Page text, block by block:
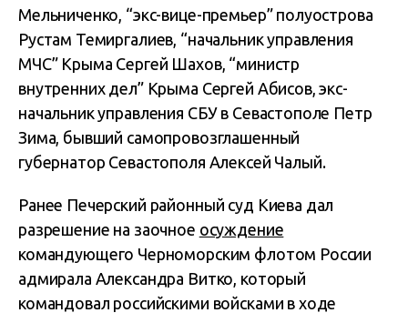
Мельниченко, “экс-вице-премьер” полуострова
Рустам Темиргалиев, “начальник управления
МЧС” Крыма Сергей Шахов, “министр
внутренних дел” Крыма Сергей Абисов, экс-
начальник управления СБУ в Севастополе Петр
Зима, бывший самопровозглашенный
губернатор Севастополя Алексей Чалый.
Ранее Печерский районный суд Киева дал
разрешение на заочное осуждение
командующего Черноморским флотом России
адмирала Александра Витко, который
командовал российскими войсками в ходе